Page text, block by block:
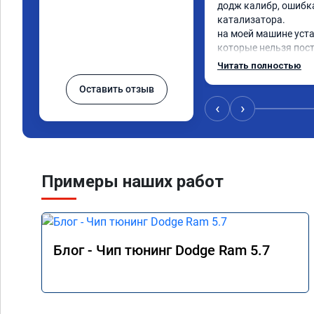
Оставить отзыв
додж калибр,
катализатора.
на моей машине
которые нельзя
прошивку под евро 2.
который изменил
сек залил его в мозги.
работой доволен.
Читать полностью
‹ ›
Примеры наших работ
Блог - Чип тюнинг Dodge Ram 5.7